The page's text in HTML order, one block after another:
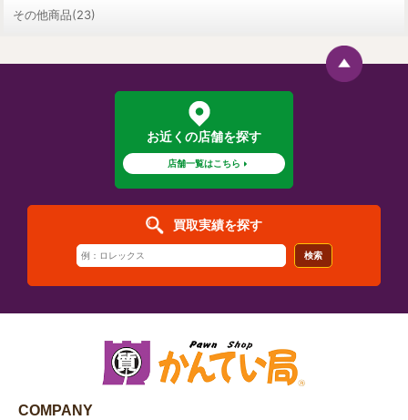
その他商品(23)
お近くの店舗を探す
店舗一覧はこちら
買取実績を探す
検索
COMPANY